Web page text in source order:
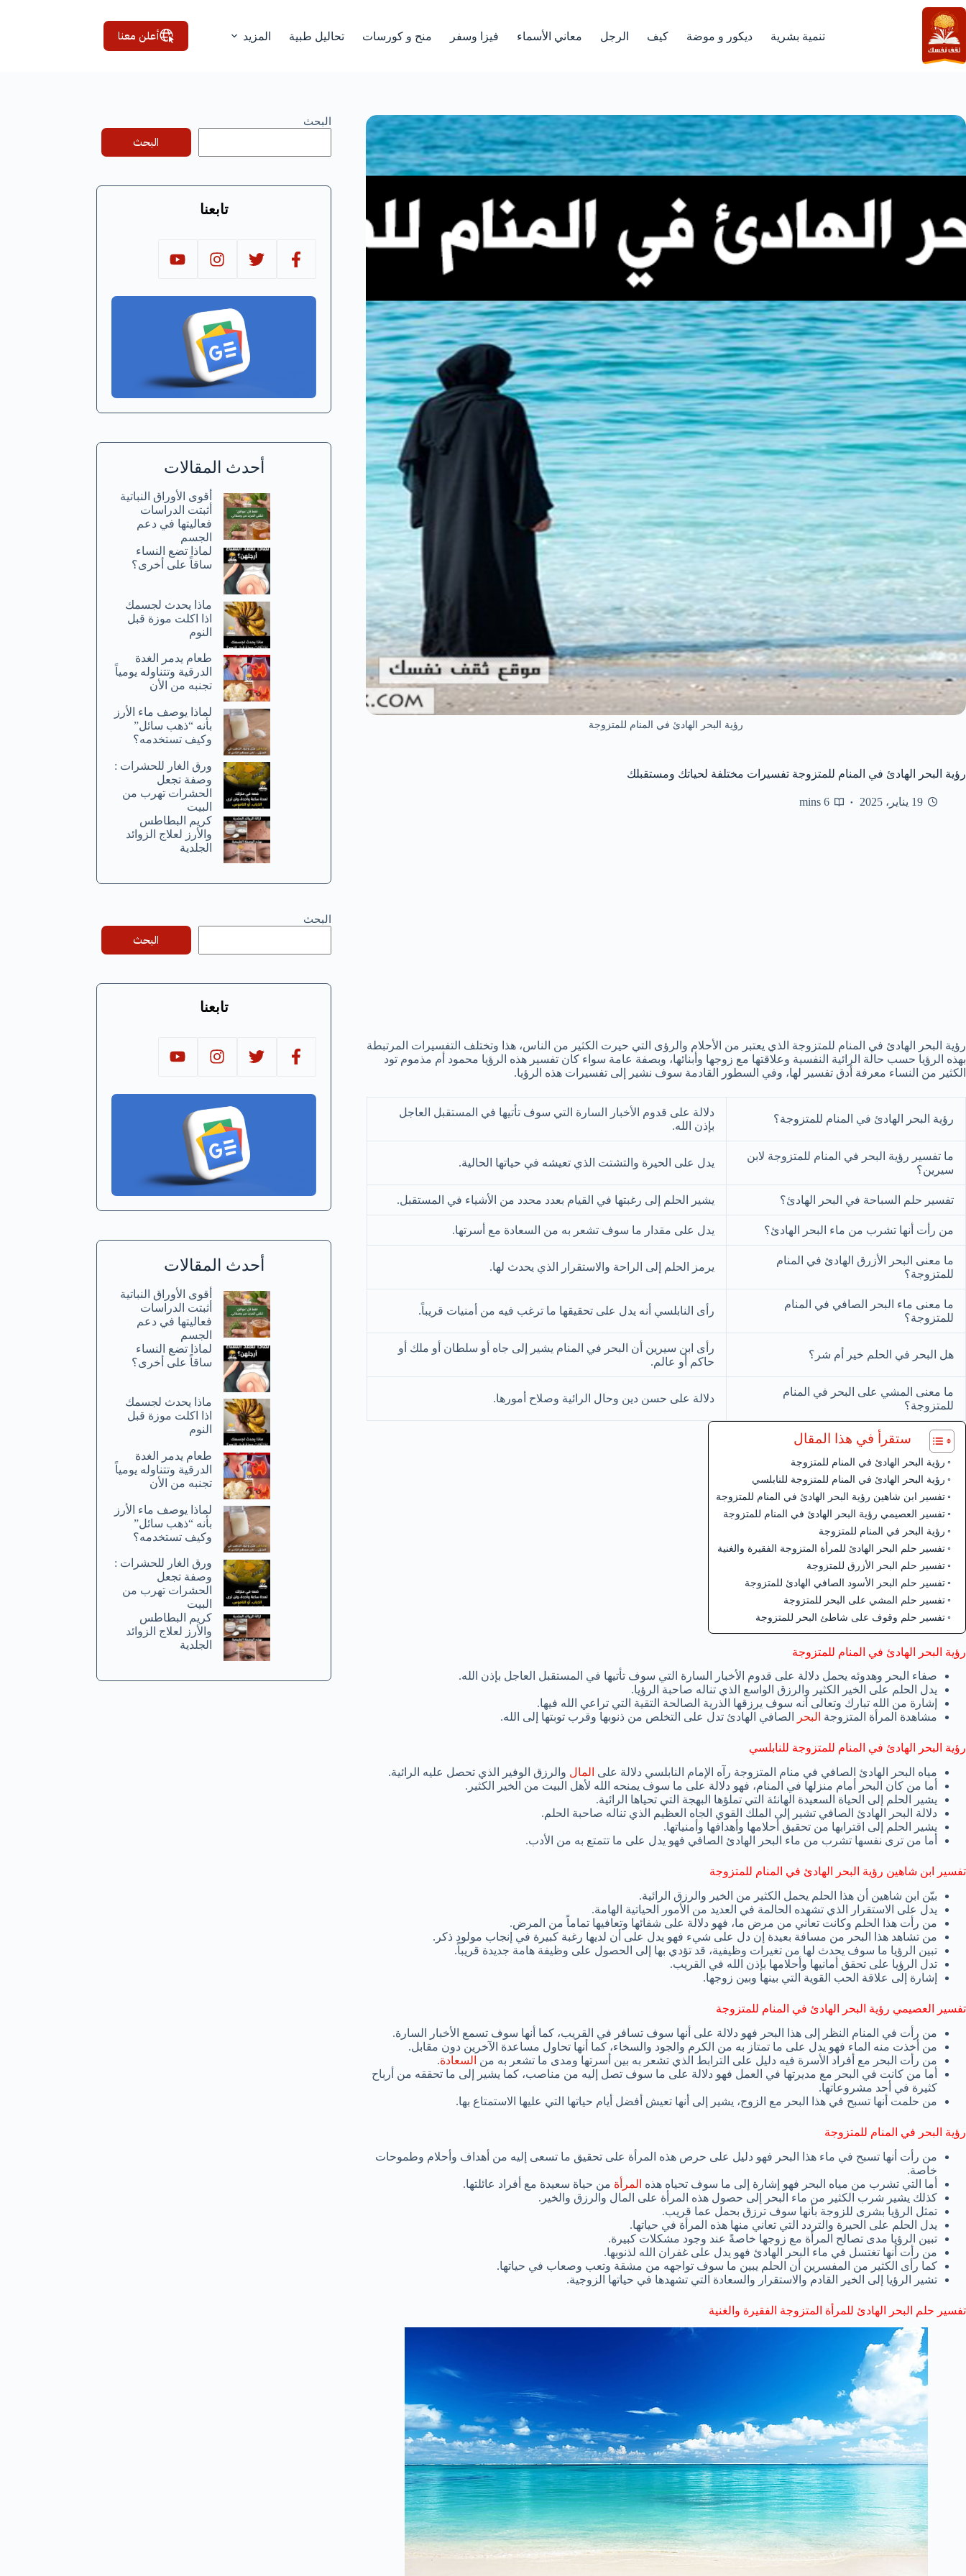
التجاوز
إلى
المحتوى
تنمية بشرية ديكور و موضة كيف الرجل معاني الأسماء فيزا وسفر منح و كورسات تحاليل طبية المزيد أعلن معنا
رؤية البحر الهادئ في المنام للمتزوجة
رؤية البحر الهادئ في المنام للمتزوجة تفسيرات مختلفة لحياتك ومستقبلك
19 يناير، 2025 6 mins
رؤية البحر الهادئ في المنام للمتزوجة الذي يعتبر من الأحلام والرؤى التي حيرت الكثير من الناس، هذا وتختلف التفسيرات المرتبطة
بهذه الرؤيا حسب حالة الرائية النفسية وعلاقتها مع زوجها وأبنائها، وبصفة عامة سواء كان تفسير هذه الرؤيا محمود أم مذموم تود
الكثير من النساء معرفة أدق تفسير لها، وفي السطور القادمة سوف نشير إلى تفسيرات هذه الرؤيا.
رؤية البحر الهادئ في المنام للمتزوجة؟
دلالة على قدوم الأخبار السارة التي سوف تأتيها في المستقبل العاجل
بإذن الله.
ما تفسير رؤية البحر في المنام للمتزوجة لابن
سيرين؟
يدل على الحيرة والتشتت الذي تعيشه في حياتها الحالية.
تفسير حلم السباحة في البحر الهادئ؟ يشير الحلم إلى رغبتها في القيام بعدد محدد من الأشياء في المستقبل.
من رأت أنها تشرب من ماء البحر الهادئ؟ يدل على مقدار ما سوف تشعر به من السعادة مع أسرتها.
ما معنى البحر الأزرق الهادئ في المنام
للمتزوجة؟
يرمز الحلم إلى الراحة والاستقرار الذي يحدث لها.
ما معنى ماء البحر الصافي في المنام
للمتزوجة؟
رأى النابلسي أنه يدل على تحقيقها ما ترغب فيه من أمنيات قريباً.
هل البحر في الحلم خير أم شر؟
رأى ابن سيرين أن البحر في المنام يشير إلى جاه أو سلطان أو ملك أو
حاكم أو عالم.
ما معنى المشي على البحر في المنام
للمتزوجة؟
دلالة على حسن دين وحال الرائية وصلاح أمورها.
ستقرأ في هذا المقال
رؤية البحر الهادئ في المنام للمتزوجة
رؤية البحر الهادئ في المنام للمتزوجة للنابلسي
تفسير ابن شاهين رؤية البحر الهادئ في المنام للمتزوجة
تفسير العصيمي رؤية البحر الهادئ في المنام للمتزوجة
رؤية البحر في المنام للمتزوجة
تفسير حلم البحر الهادئ للمرأة المتزوجة الفقيرة والغنية
تفسير حلم البحر الأزرق للمتزوجة
تفسير حلم البحر الأسود الصافي الهادئ للمتزوجة
تفسير حلم المشي على البحر للمتزوجة
تفسير حلم وقوف على شاطئ البحر للمتزوجة
رؤية البحر الهادئ في المنام للمتزوجة
صفاء البحر وهدوئه يحمل دلالة على قدوم الأخبار السارة التي سوف تأتيها في المستقبل العاجل بإذن الله.
يدل الحلم على الخير الكثير والرزق الواسع الذي تناله صاحبة الرؤيا.
إشارة من الله تبارك وتعالى أنه سوف يرزقها الذرية الصالحة التقية التي تراعي الله فيها.
مشاهدة المرأة المتزوجة البحر الصافي الهادئ تدل على التخلص من ذنوبها وقرب توبتها إلى الله.
رؤية البحر الهادئ في المنام للمتزوجة للنابلسي
مياه البحر الهادئ الصافي في منام المتزوجة رآه الإمام النابلسي دلالة على المال والرزق الوفير الذي تحصل عليه الرائية.
أما من كان البحر أمام منزلها في المنام، فهو دلالة على ما سوف يمنحه الله لأهل البيت من الخير الكثير.
يشير الحلم إلى الحياة السعيدة الهانئة التي تملؤها البهجة التي تحياها الرائية.
دلالة البحر الهادئ الصافي تشير إلى الملك القوي الجاه العظيم الذي تناله صاحبة الحلم.
يشير الحلم إلى اقترابها من تحقيق أحلامها وأهدافها وأمنياتها.
أما من ترى نفسها تشرب من ماء البحر الهادئ الصافي فهو يدل على ما تتمتع به من الأدب.
تفسير ابن شاهين رؤية البحر الهادئ في المنام للمتزوجة
بيّن ابن شاهين أن هذا الحلم يحمل الكثير من الخير والرزق الرائية.
يدل على الاستقرار الذي تشهده الحالمة في العديد من الأمور الحياتية الهامة.
من رأت هذا الحلم وكانت تعاني من مرض ما، فهو دلالة على شفائها وتعافيها تماماً من المرض.
من تشاهد هذا البحر من مسافة بعيدة إن دل على شيء فهو يدل على أن لديها رغبة كبيرة في إنجاب مولود ذكر.
تبين الرؤيا ما سوف يحدث لها من تغيرات وظيفية، قد تؤدي بها إلى الحصول على وظيفة هامة جديدة قريباً.
تدل الرؤيا على تحقق أمانيها وأحلامها بإذن الله في القريب.
إشارة إلى علاقة الحب القوية التي بينها وبين زوجها.
تفسير العصيمي رؤية البحر الهادئ في المنام للمتزوجة
من رأت في المنام النظر إلى هذا البحر فهو دلالة على أنها سوف تسافر في القريب، كما أنها سوف تسمع الأخبار السارة.
من أخذت منه الماء فهو يدل على ما تمتاز به من الكرم والجود والسخاء، كما أنها تحاول مساعدة الآخرين دون مقابل.
من رأت البحر مع أفراد الأسرة فيه دليل على الترابط الذي تشعر به بين أسرتها ومدى ما تشعر به من السعادة.
أما من كانت في البحر مع مديرتها في العمل فهو دلالة على ما سوف تصل إليه من مناصب، كما يشير إلى ما تحققه من أرباح
كثيرة في أحد مشروعاتها.
من حلمت أنها تسبح في هذا البحر مع الزوج، يشير إلى أنها تعيش أفضل أيام حياتها التي عليها الاستمتاع بها.
رؤية البحر في المنام للمتزوجة
من رأت أنها تسبح في ماء هذا البحر فهو دليل على حرص هذه المرأة على تحقيق ما تسعى إليه من أهداف وأحلام وطموحات
خاصة.
أما التي تشرب من مياه البحر فهو إشارة إلى ما سوف تحياه هذه المرأة من حياة سعيدة مع أفراد عائلتها.
كذلك يشير شرب الكثير من ماء البحر إلى حصول هذه المرأة على المال والرزق والخير.
تمثل الرؤيا بشرى للزوجة بأنها سوف ترزق بحمل عما قريب.
يدل الحلم على الحيرة والتردد التي تعاني منها هذه المرأة في حياتها.
تبين الرؤيا مدى تصالح المرأة مع زوجها خاصةً عند وجود مشكلات كبيرة.
من رأت أنها تغتسل في ماء البحر الهادئ فهو يدل على غفران الله لذنوبها.
كما رأى الكثير من المفسرين أن الحلم يبين ما سوف تواجهه من مشقة وتعب وصعاب في حياتها.
تشير الرؤيا إلى الخير القادم والاستقرار والسعادة التي تشهدها في حياتها الزوجية.
تفسير حلم البحر الهادئ للمرأة المتزوجة الفقيرة والغنية
البحث
البحث
تابعنا
أحدث المقالات
أقوى الأوراق النباتية
أثبتت الدراسات
فعاليتها في دعم
الجسم
لماذا تضع النساء
ساقاً على أخرى؟
ماذا يحدث لجسمك
اذا اكلت موزة قبل
النوم
طعام يدمر الغدة
الدرقية وتتناوله يومياً
تجنبه من الأن
لماذا يوصف ماء الأرز
بأنه “ذهب سائل”
وكيف تستخدمه؟
ورق الغار للحشرات :
وصفة تجعل
الحشرات تهرب من
البيت
كريم البطاطس
والأرز لعلاج الزوائد
الجلدية
البحث
البحث
تابعنا
أحدث المقالات
أقوى الأوراق النباتية
أثبتت الدراسات
فعاليتها في دعم
الجسم
لماذا تضع النساء
ساقاً على أخرى؟
ماذا يحدث لجسمك
اذا اكلت موزة قبل
النوم
طعام يدمر الغدة
الدرقية وتتناوله يومياً
تجنبه من الأن
لماذا يوصف ماء الأرز
بأنه “ذهب سائل”
وكيف تستخدمه؟
ورق الغار للحشرات :
وصفة تجعل
الحشرات تهرب من
البيت
كريم البطاطس
والأرز لعلاج الزوائد
الجلدية